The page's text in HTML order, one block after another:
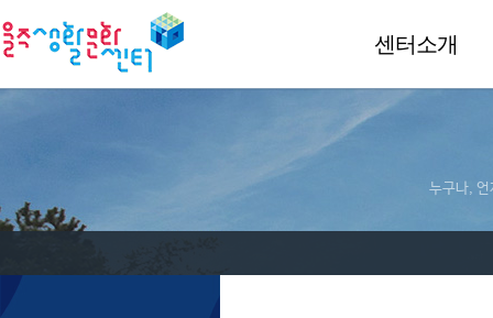
센터소개
누구나, 언